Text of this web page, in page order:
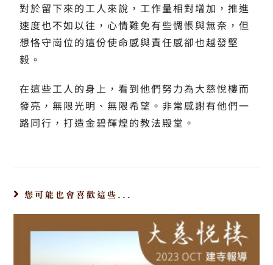
對於留下來的工人來說，工作量相對增加，推進
速度也不如以往，心情難免有些惆悵與無奈，但
想恪守崗位的這份使命感與責任感卻也越發堅
毅。
在這些工人的身上，看到他們努力為大慈悅樓而
發亮，無限光明、無限希望。非常感謝有他們一
路同行，打造金碧輝煌的教法殿堂。
您可能也會喜歡這些...